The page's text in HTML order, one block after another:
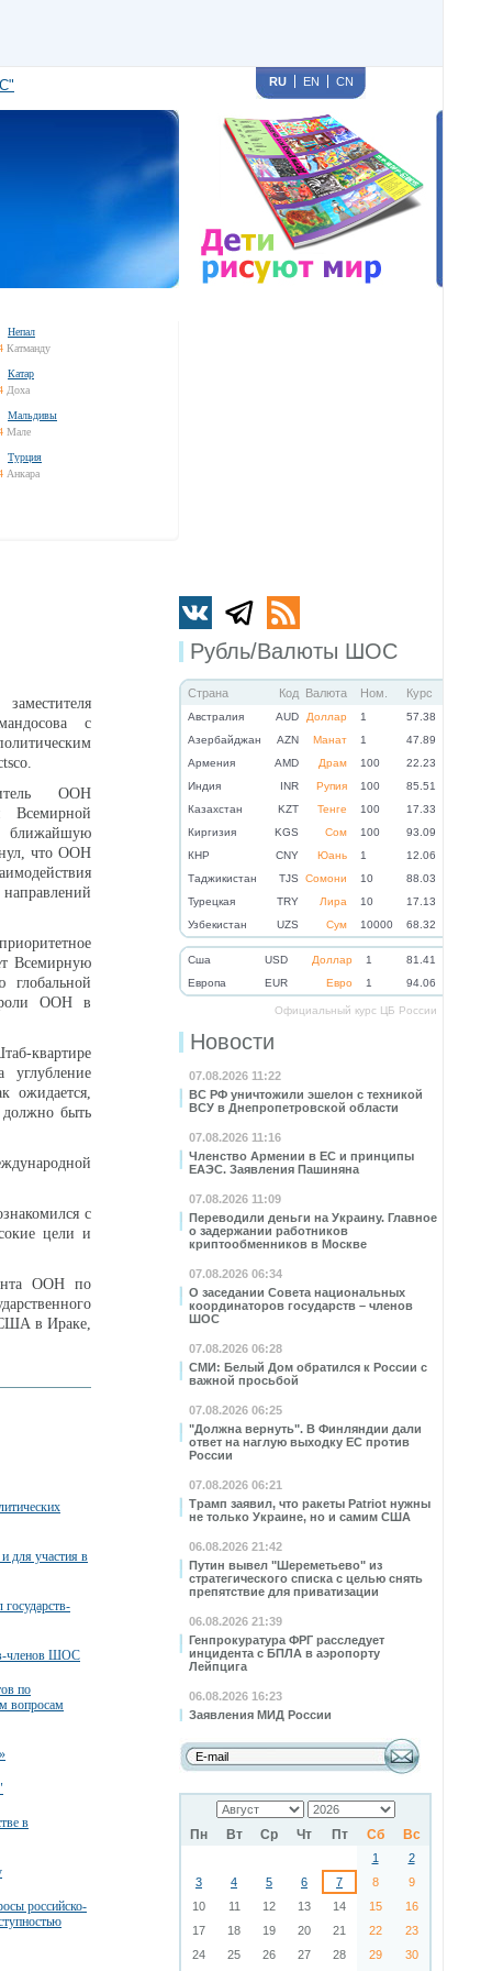
RU EN CN
Непал
Катманду
Катар
Доха
Мальдивы
Мале
Турция
Анкара
Рубль/Валюты ШОС
Страна Код Валюта Ном. Курс
Австралия AUD Доллар 1
57.38
Азербайджан
AZN Манат 1
47.89
Армения
AMD Драм 100
22.23
Индия
INR Рупия 100
85.51
Казахстан
KZT Тенге 100
17.33
Киргизия
KGS Сом 100
93.09
КНР
CNY Юань 1
12.06
Таджикистан
TJS Сомони 10
88.03
Турецкая
TRY Лира 10
17.13
Узбекистан
UZS Сум 10000 68.32
Cша USD Доллар 1
81.41
Eвропа
EUR Евро 1 94.06
Официальный курс ЦБ России
Новости
07.08.2026 11:22
ВС РФ уничтожили эшелон с техникой
ВСУ в Днепропетровской области
07.08.2026 11:16
Членство Армении в ЕС и принципы
ЕАЭС. Заявления Пашиняна
07.08.2026 11:09
Переводили деньги на Украину. Главное
о задержании работников
криптообменников в Москве
07.08.2026 06:34
О заседании Совета национальных
координаторов государств – членов
ШОС
07.08.2026 06:28
СМИ: Белый Дом обратился к России с
важной просьбой
07.08.2026 06:25
"Должна вернуть". В Финляндии дали
ответ на наглую выходку ЕС против
России
07.08.2026 06:21
Трамп заявил, что ракеты Patriot нужны
не только Украине, но и самим США
06.08.2026 21:42
Путин вывел "Шереметьево" из
стратегического списка с целью снять
препятствие для приватизации
06.08.2026 21:39
Генпрокуратура ФРГ расследует
инцидента с БПЛА в аэропорту
Лейпцига
06.08.2026 16:23
Заявления МИД России
Пн Вт Ср Чт Пт Сб Вс
1
2
3
4 5 6 7 8
9
10
11 12 13 14 15
16
17
18 19 20 21 22
23
24
25 26 27 28 29 30
с
ООН
Всемирной
ближайшую
что ООН
Всемирную
роли ООН в
квартире
ожидается,
должно быть
с
цели и
ООН по
в Ираке,
для участия в
членов ШОС
по
вопросам
в
российско-